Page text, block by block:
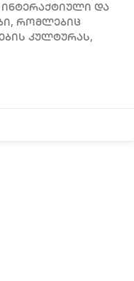
და
რომლებიც
კულტურას,